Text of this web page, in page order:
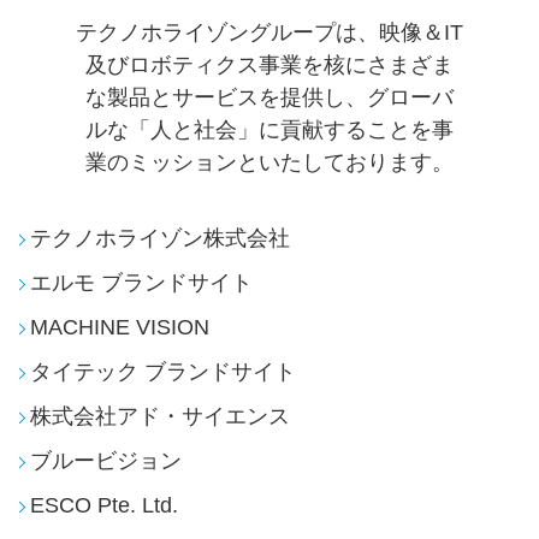
テクノホライゾングループは、映像＆IT
及びロボティクス事業を核にさまざま
な製品とサービスを提供し、
グローバ
ルな「人と社会」に貢献することを事
業のミッションといたしております。
テクノホライゾン株式会社
エルモ ブランドサイト
MACHINE VISION
タイテック ブランドサイト
株式会社アド・サイエンス
ブルービジョン
ESCO Pte. Ltd.